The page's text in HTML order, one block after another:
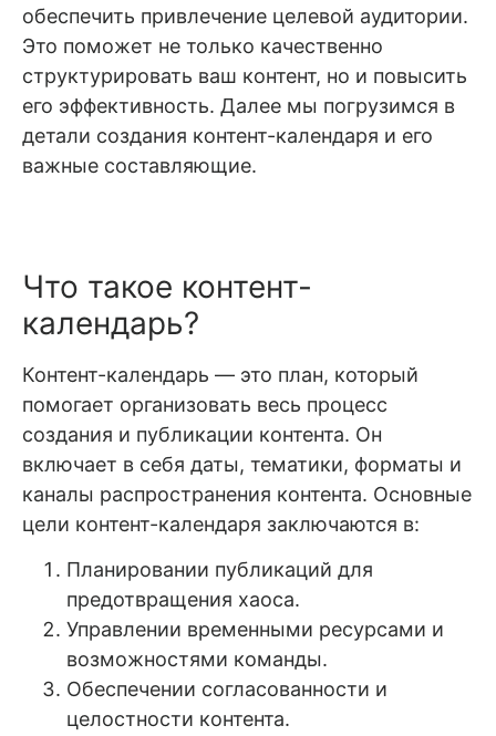
обеспечить привлечение целевой аудитории.
Это поможет не только качественно
структурировать ваш контент, но и повысить
его эффективность. Далее мы погрузимся в
детали создания контент-календаря и его
важные составляющие.
Что такое контент-
календарь?
Контент-календарь — это план, который
помогает организовать весь процесс
создания и публикации контента. Он
включает в себя даты, тематики, форматы и
каналы распространения контента. Основные
цели контент-календаря заключаются в:
Планировании публикаций для
предотвращения хаоса.
Управлении временными ресурсами и
возможностями команды.
Обеспечении согласованности и
целостности контента.